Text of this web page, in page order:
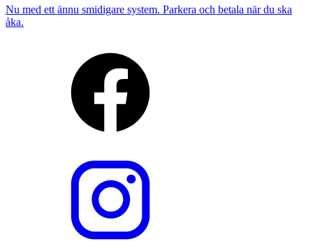
Nu med ett ännu smidigare system. Parkera och betala när du ska
åka.